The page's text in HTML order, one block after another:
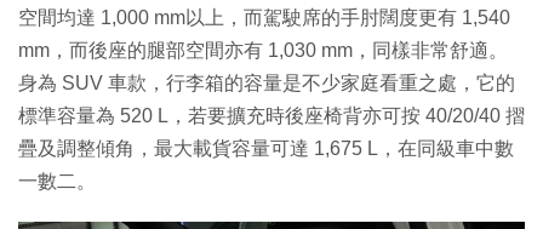
空間均達 1,000 mm以上，而駕駛席的手肘闊度更有 1,540
mm，而後座的腿部空間亦有 1,030 mm，同樣非常舒適。
身為 SUV 車款，行李箱的容量是不少家庭看重之處，它的
標準容量為 520 L，若要擴充時後座椅背亦可按 40/20/40 摺
疊及調整傾角，最大載貨容量可達 1,675 L，在同級車中數
一數二。